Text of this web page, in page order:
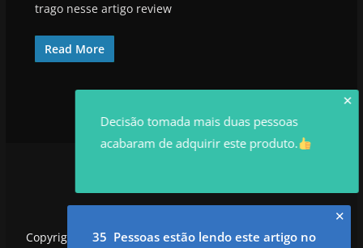
trago nesse artigo review
Read More
Copyright © 2026utilidadesrowan.com. Todos os direitos
✕
Decisão tomada mais duas pessoas
acabaram de adquirir este produto.
✕
35 Pessoas estão lendo este artigo no